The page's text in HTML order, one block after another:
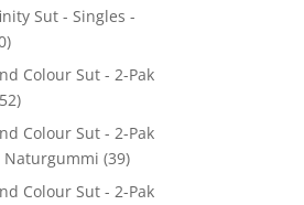
Sut - Singles -
Colour Sut - 2-Pak
Colour Sut - 2-Pak
Naturgummi (39)
Colour Sut - 2-Pak